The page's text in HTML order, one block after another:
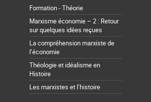
Formation - Théorie
Marxisme économie – 2 : Retour
sur quelques idées reçues
La compréhension marxiste de
l’économie
Théologie et idéalisme en
Histoire
Les marxistes et l’histoire